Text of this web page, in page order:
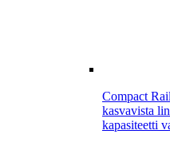
Compact Rail
kasvavista
kapasiteetti